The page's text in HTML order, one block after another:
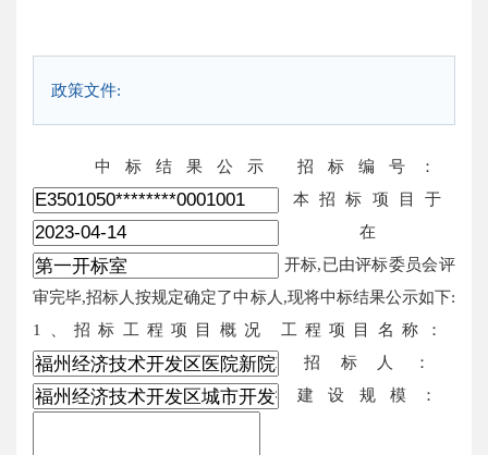
政策文件:
中标结果公示 招标编号：
本招标项目于
在
开标,已由评标委员会评
审完毕,招标人按规定确定了中标人,现将中标结果公示如下:
1、招标工程项目概况 工程项目名称：
招标人：
建设规模：